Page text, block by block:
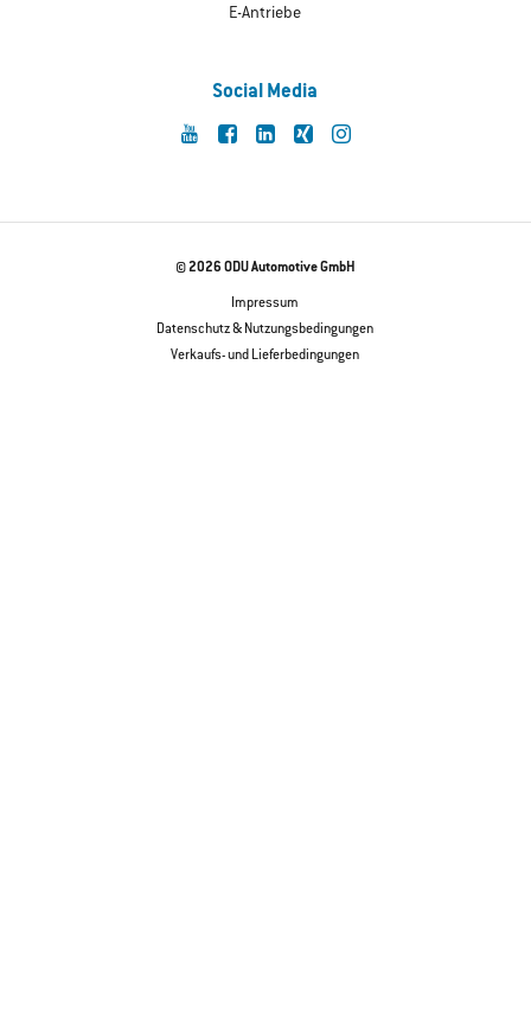
E-Antriebe
Social Media
© 2026 ODU Automotive GmbH
Impressum
Datenschutz & Nutzungsbedingungen
Verkaufs- und Lieferbedingungen